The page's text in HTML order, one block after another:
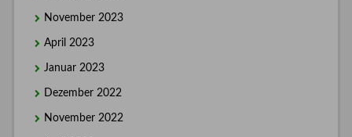
November 2023
April 2023
Januar 2023
Dezember 2022
November 2022